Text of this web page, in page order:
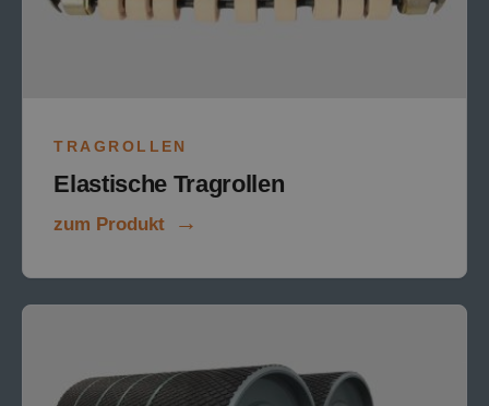
TRAGROLLEN
Elastische Tragrollen
zum Produkt